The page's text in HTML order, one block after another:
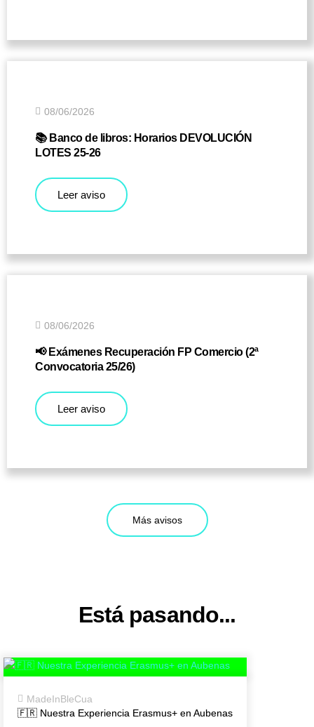
08/06/2026
📚 Banco de libros: Horarios DEVOLUCIÓN
LOTES 25-26
Leer aviso
08/06/2026
📢 Exámenes Recuperación FP Comercio (2ª
Convocatoria 25/26)
Leer aviso
Más avisos
Está pasando...
MadeInBleCua
🇫🇷 Nuestra Experiencia Erasmus+ en Aubenas